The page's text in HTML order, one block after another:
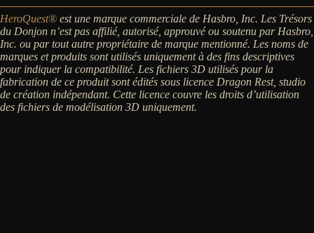
HeroQuest® est une marque commerciale de Hasbro, Inc. Les Trésors
du Donjon n’est pas affilié, autorisé, approuvé ou soutenu par Hasbro,
Inc. ou par tout autre propriétaire de marque mentionné. Les noms de
marques et produits sont utilisés uniquement à des fins descriptives
pour indiquer la compatibilité. Les fichiers 3D utilisés pour la
fabrication de ce produit sont édités sous licence Dragon Rest, studio
de création indépendant. Cette licence couvre les droits d’utilisation
des fichiers de modélisation 3D uniquement.